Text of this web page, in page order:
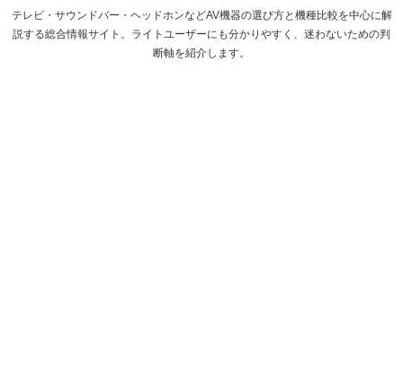
テレビ・サウンドバー・ヘッドホンなどAV機器の選び方と機種比較を中心に解
説する総合情報サイト。ライトユーザーにも分かりやすく、迷わないための判
断軸を紹介します。